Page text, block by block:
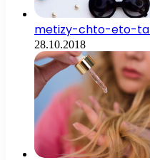
metizy-chto-eto-
28.10.2018